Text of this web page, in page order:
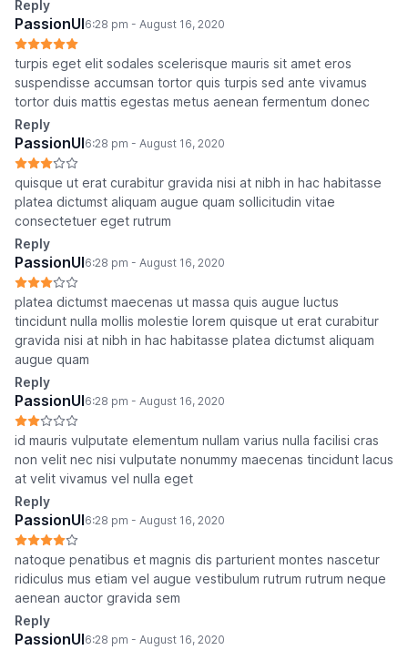
Reply
PassionUI6:28 pm - August 16, 2020
turpis eget elit sodales scelerisque mauris sit amet eros
suspendisse accumsan tortor quis turpis sed ante vivamus
tortor duis mattis egestas metus aenean fermentum donec
Reply
PassionUI6:28 pm - August 16, 2020
quisque ut erat curabitur gravida nisi at nibh in hac habitasse
platea dictumst aliquam augue quam sollicitudin vitae
consectetuer eget rutrum
Reply
PassionUI6:28 pm - August 16, 2020
platea dictumst maecenas ut massa quis augue luctus
tincidunt nulla mollis molestie lorem quisque ut erat curabitur
gravida nisi at nibh in hac habitasse platea dictumst aliquam
augue quam
Reply
PassionUI6:28 pm - August 16, 2020
id mauris vulputate elementum nullam varius nulla facilisi cras
non velit nec nisi vulputate nonummy maecenas tincidunt lacus
at velit vivamus vel nulla eget
Reply
PassionUI6:28 pm - August 16, 2020
natoque penatibus et magnis dis parturient montes nascetur
ridiculus mus etiam vel augue vestibulum rutrum rutrum neque
aenean auctor gravida sem
Reply
PassionUI6:28 pm - August 16, 2020